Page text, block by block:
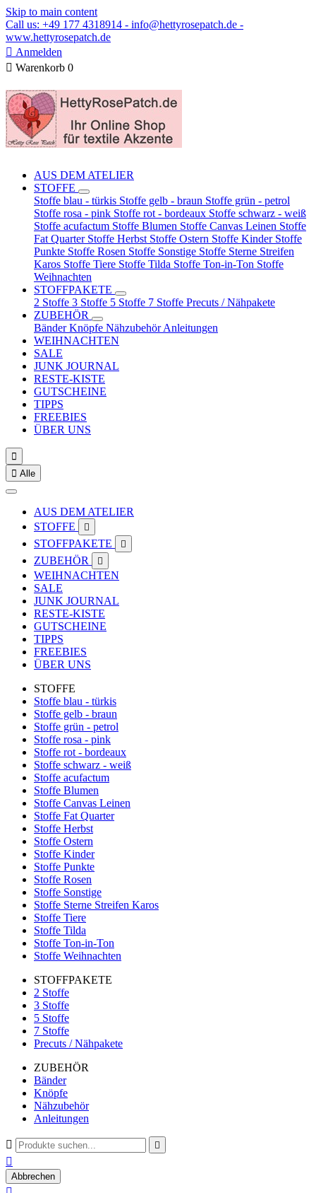
Skip to main content
Call us: +49 177 4318914 - info@hettyrosepatch.de -
www.hettyrosepatch.de
 Anmelden
 Warenkorb 0
AUS DEM ATELIER
STOFFE
Stoffe blau - türkis Stoffe gelb - braun Stoffe grün - petrol
Stoffe rosa - pink Stoffe rot - bordeaux Stoffe schwarz - weiß
Stoffe acufactum Stoffe Blumen Stoffe Canvas Leinen Stoffe
Fat Quarter Stoffe Herbst Stoffe Ostern Stoffe Kinder Stoffe
Punkte Stoffe Rosen Stoffe Sonstige Stoffe Sterne Streifen
Karos Stoffe Tiere Stoffe Tilda Stoffe Ton-in-Ton Stoffe
Weihnachten
STOFFPAKETE
2 Stoffe 3 Stoffe 5 Stoffe 7 Stoffe Precuts / Nähpakete
ZUBEHÖR
BänderKnöpfe NähzubehörAnleitungen
WEIHNACHTEN
SALE
JUNK JOURNAL
RESTE-KISTE
GUTSCHEINE
TIPPS
FREEBIES
ÜBER UNS

 Alle
AUS DEM ATELIER
STOFFE

STOFFPAKETE 
ZUBEHÖR 
WEIHNACHTEN
SALE
JUNK JOURNAL
RESTE-KISTE
GUTSCHEINE
TIPPS
FREEBIES
ÜBER UNS
STOFFE
Stoffe blau - türkis
Stoffe gelb - braun
Stoffe grün - petrol
Stoffe rosa - pink
Stoffe rot - bordeaux
Stoffe schwarz - weiß
Stoffe acufactum
Stoffe Blumen
Stoffe Canvas Leinen
Stoffe Fat Quarter
Stoffe Herbst
Stoffe Ostern
Stoffe Kinder
Stoffe Punkte
Stoffe Rosen
Stoffe Sonstige
Stoffe Sterne Streifen Karos
Stoffe Tiere
Stoffe Tilda
Stoffe Ton-in-Ton
Stoffe Weihnachten
STOFFPAKETE
2 Stoffe
3 Stoffe
5 Stoffe
7 Stoffe
Precuts / Nähpakete
ZUBEHÖR
Bänder
Knöpfe
Nähzubehör
Anleitungen
 

Abbrechen